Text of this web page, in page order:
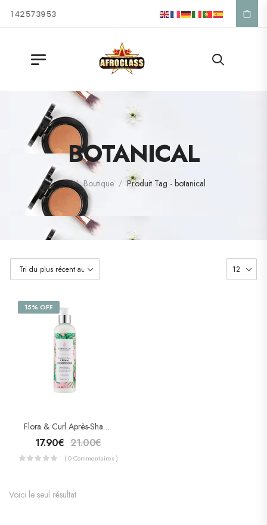
1 42 57 39 53
BOTANICAL
/ Boutique / Produit Tag - botanical
15% OFF
Flora & Curl Après-Shampooing – Cream Conditioner HYDRATE ME
17.90€ 21.00€
( 0 Commentaires )
Voici le seul résultat